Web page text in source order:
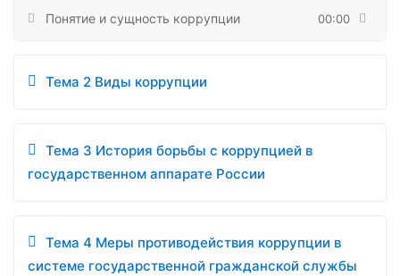
Понятие и сущность коррупции 00:00
Тема 2 Виды коррупции
Тема 3 История борьбы с коррупцией в
государственном аппарате России
Тема 4 Меры противодействия коррупции в
системе государственной гражданской службы